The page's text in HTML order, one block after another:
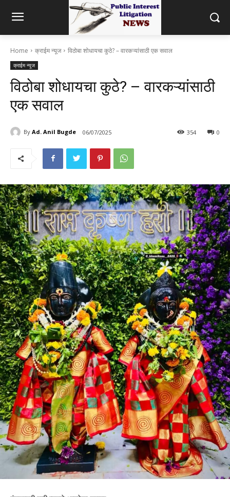
Home क्राईम न्यूज विठोबा शोधायचा कुठे? – वारकऱ्यांसाठी एक सवाल
क्राईम न्यूज
विठोबा शोधायचा कुठे? – वारकऱ्यांसाठी
एक सवाल
By Ad. Anil Bugde 06/07/2025 0
354